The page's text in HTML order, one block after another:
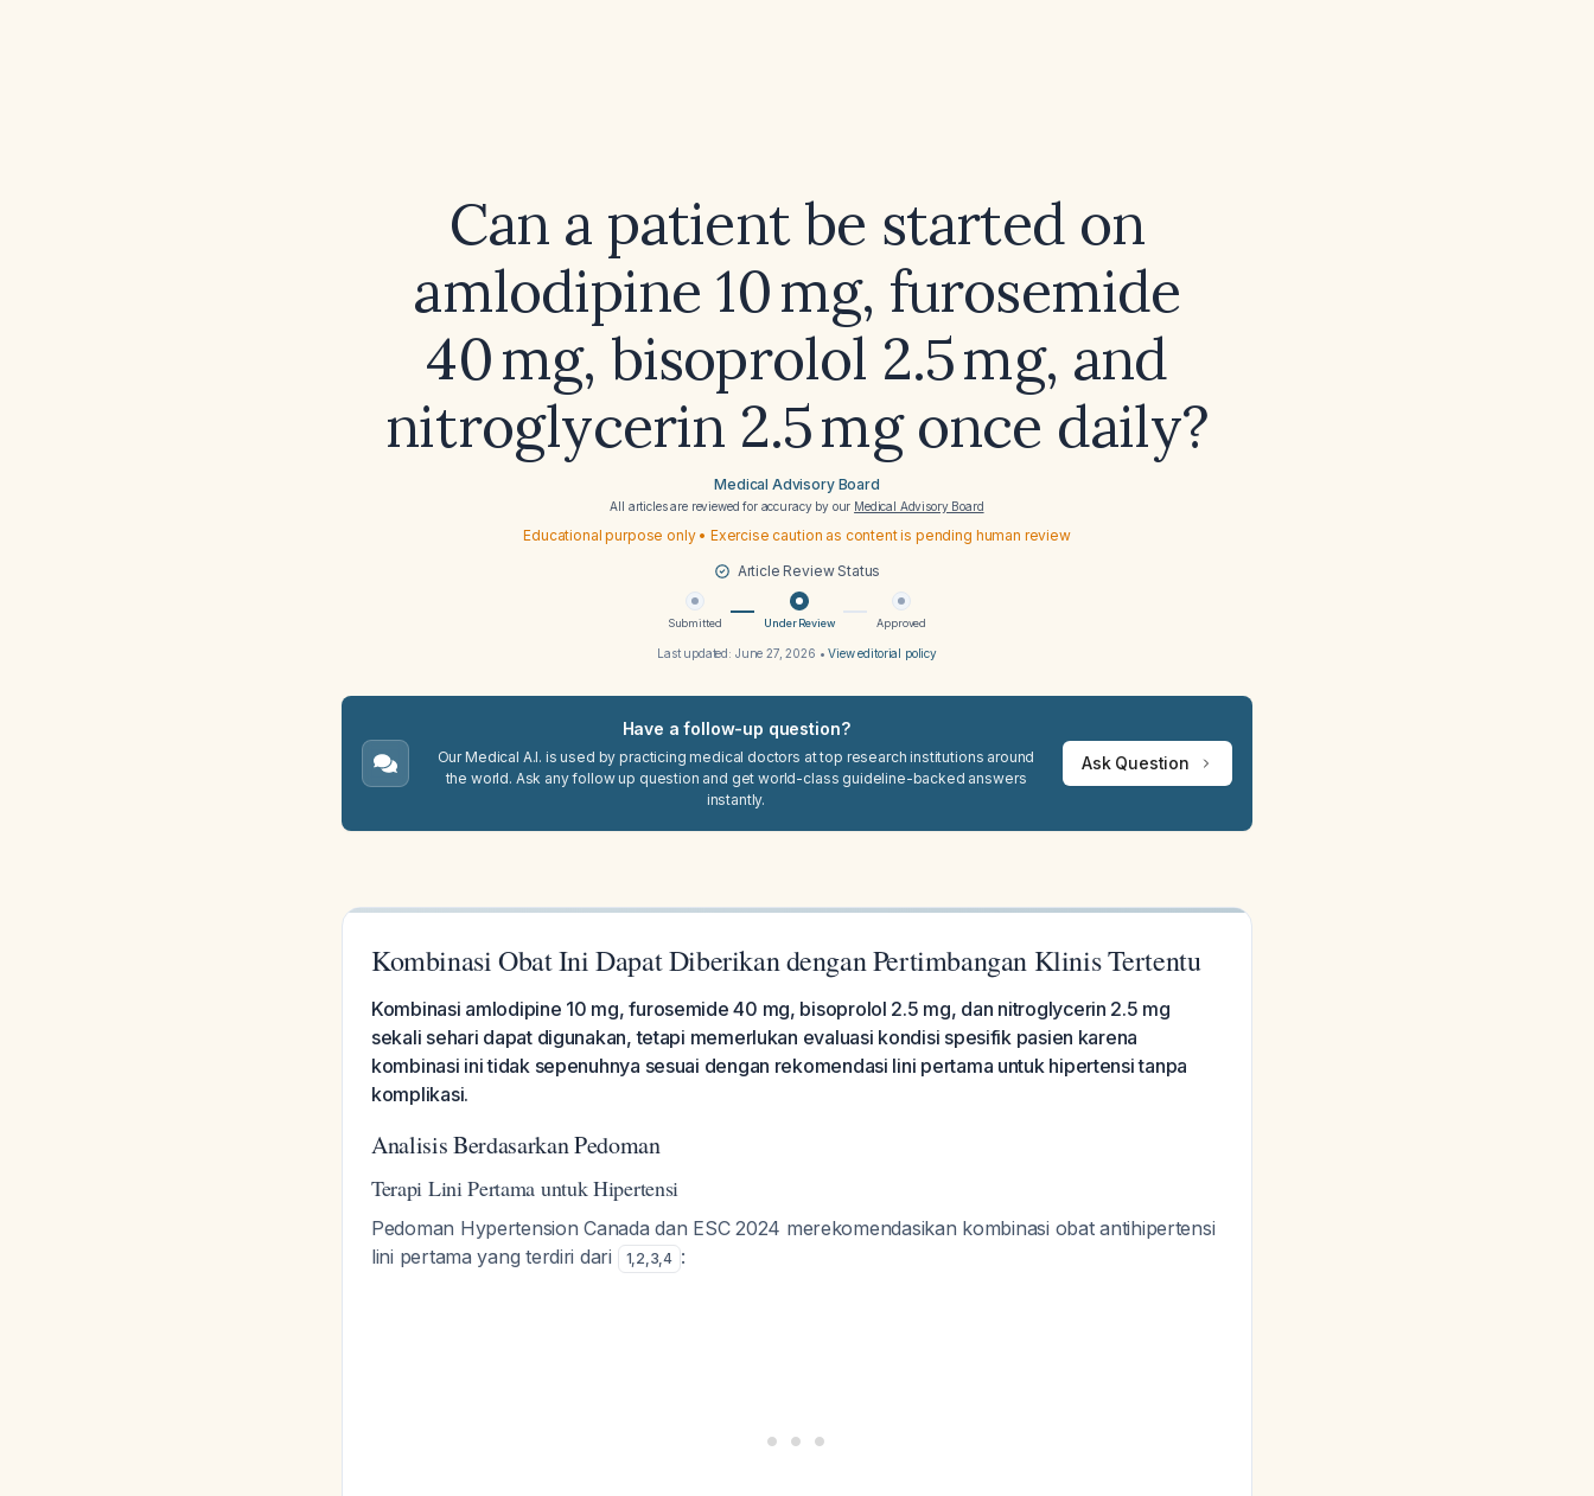
Can a patient be started on
amlodipine 10 mg, furosemide
40 mg, bisoprolol 2.5 mg, and
nitroglycerin 2.5 mg once daily?
Medical Advisory Board
All articles are reviewed for accuracy by our Medical Advisory Board
Educational purpose only • Exercise caution as content is pending human review
Article Review Status
Submitted Under Review Approved
Last updated: June 27, 2026 •View editorial policy
Have a follow-up question?
Our Medical A.I. is used by practicing medical doctors at top research institutions around
the world. Ask any follow up question and get world-class guideline-backed answers
instantly.
Ask Question
Kombinasi Obat Ini Dapat Diberikan dengan Pertimbangan Klinis Tertentu
Kombinasi amlodipine 10 mg, furosemide 40 mg, bisoprolol 2.5 mg, dan nitroglycerin 2.5 mg
sekali sehari dapat digunakan, tetapi memerlukan evaluasi kondisi spesifik pasien karena
kombinasi ini tidak sepenuhnya sesuai dengan rekomendasi lini pertama untuk hipertensi tanpa
komplikasi.
Analisis Berdasarkan Pedoman
Terapi Lini Pertama untuk Hipertensi
Pedoman Hypertension Canada dan ESC 2024 merekomendasikan kombinasi obat antihipertensi
lini pertama yang terdiri dari
1,2,3,4 :